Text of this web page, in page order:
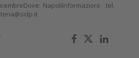
NapoliInformazioni: tel.